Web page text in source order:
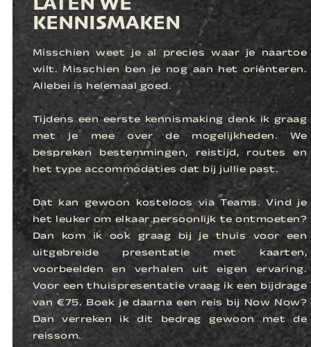
KENNISMAKEN
Misschien weet je al precies waar je naartoe
wilt. Misschien ben je nog aan het oriënteren.
Allebei is helemaal goed.
Tijdens een eerste kennismaking denk ik graag
met je mee over de mogelijkheden. We
bespreken bestemmingen, reistijd, routes en
het type accommodaties dat bij jullie past.
Dat kan gewoon kosteloos via Teams. Vind je
het leuker om elkaar persoonlijk te ontmoeten?
Dan kom ik ook graag bij je thuis voor een
uitgebreide presentatie met kaarten,
voorbeelden en verhalen uit eigen ervaring.
Voor een thuispresentatie vraag ik een bijdrage
van €75. Boek je daarna een reis bij Now Now?
Dan verreken ik dit bedrag gewoon met de
reissom.